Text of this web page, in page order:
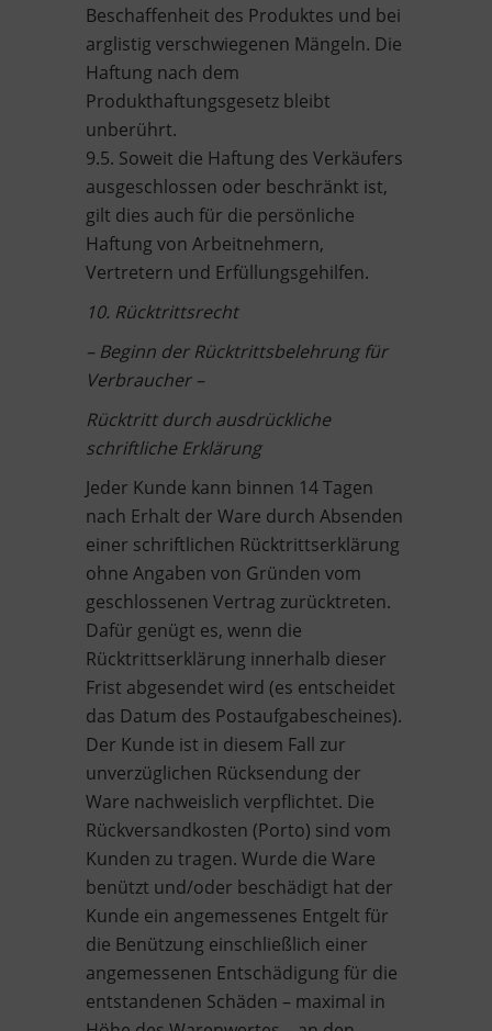
Beschaffenheit des Produktes und bei
arglistig verschwiegenen Mängeln. Die
Haftung nach dem
Produkthaftungsgesetz bleibt
unberührt.
9.5. Soweit die Haftung des Verkäufers
ausgeschlossen oder beschränkt ist,
gilt dies auch für die persönliche
Haftung von Arbeitnehmern,
Vertretern und Erfüllungsgehilfen.
10. Rücktrittsrecht
– Beginn der Rücktrittsbelehrung für
Verbraucher –
Rücktritt durch ausdrückliche
schriftliche Erklärung
Jeder Kunde kann binnen 14 Tagen
nach Erhalt der Ware durch Absenden
einer schriftlichen Rücktrittserklärung
ohne Angaben von Gründen vom
geschlossenen Vertrag zurücktreten.
Dafür genügt es, wenn die
Rücktrittserklärung innerhalb dieser
Frist abgesendet wird (es entscheidet
das Datum des Postaufgabescheines).
Der Kunde ist in diesem Fall zur
unverzüglichen Rücksendung der
Ware nachweislich verpflichtet. Die
Rückversandkosten (Porto) sind vom
Kunden zu tragen. Wurde die Ware
benützt und/oder beschädigt hat der
Kunde ein angemessenes Entgelt für
die Benützung einschließlich einer
angemessenen Entschädigung für die
entstandenen Schäden – maximal in